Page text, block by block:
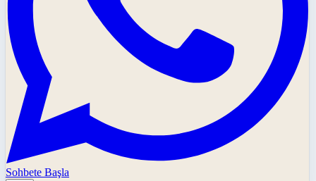
Sohbete Başla